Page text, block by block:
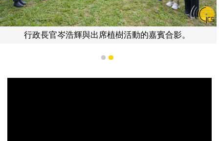
行政長官岑浩輝與出席植樹活動的嘉賓合影。
1 2